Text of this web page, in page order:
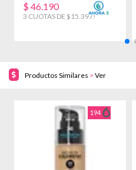
$ 46.190
3 CUOTAS DE $15.397!
Productos Similares > Ver
194